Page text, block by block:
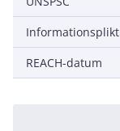
REACH-datum